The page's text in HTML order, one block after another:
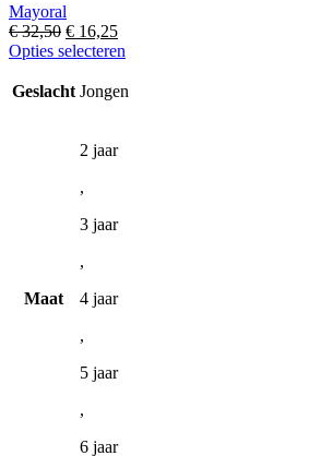
Mayoral
€32,50 Oorspronkelijke
prijs
€ 32,50.
€ 16,25Huidige
prijs
€ 16,25.
Opties selecteren
heeft
Geslacht Jongen
Maat
2 jaar
,
3 jaar
,
4 jaar
,
5 jaar
,
6 jaar